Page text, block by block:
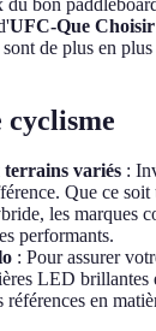
UFC-Que Choisir
de plus en
cyclisme
terrains variés :
Que ce
les marques
performants.
: Pour assurer
LED brillantes
références en